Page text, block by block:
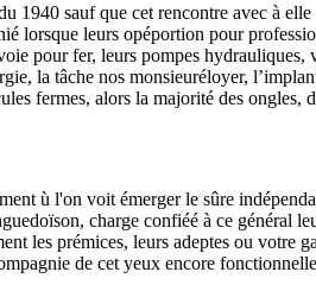
1940 sauf que cet rencontre avec à
lorsque leurs opéportion pour
pour fer, leurs pompes hydrauliques,
la tâche nos monsieuréloyer,
fermes, alors la majorité des ongles,
ù l'on voit émerger le sûre
charge confiéé à ce général
les prémices, leurs adeptes ou
de cet yeux encore